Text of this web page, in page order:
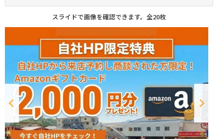
スライドで画像を確認できます。 全20枚